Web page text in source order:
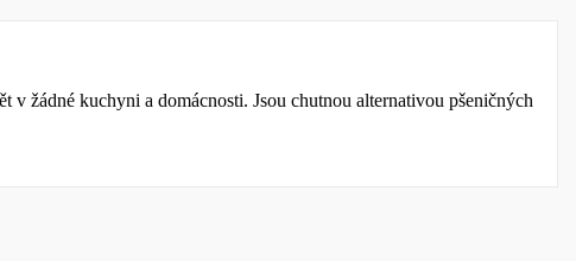
žádné kuchyni a domácnosti. Jsou chutnou alternativou pšeničných